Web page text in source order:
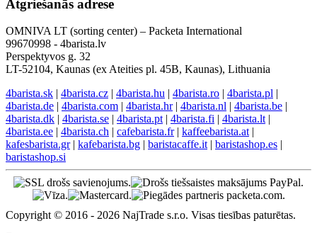
Atgriešanās adrese
OMNIVA LT (sorting center) – Packeta International
99670998 - 4barista.lv
Perspektyvos g. 32
LT-52104, Kaunas (ex Ateities pl. 45B, Kaunas), Lithuania
4barista.sk | 4barista.cz | 4barista.hu | 4barista.ro | 4barista.pl |
4barista.de | 4barista.com | 4barista.hr| 4barista.nl | 4barista.be |
4barista.dk | 4barista.se | 4barista.pt | 4barista.fi | 4barista.lt |
4barista.ee | 4barista.ch | cafebarista.fr| kaffeebarista.at |
kafesbarista.gr| kafebarista.bg | baristacaffe.it | baristashop.es |
baristashop.si
Copyright © 2016 - 2026 NajTrade s.r.o. Visas tiesības paturētas.